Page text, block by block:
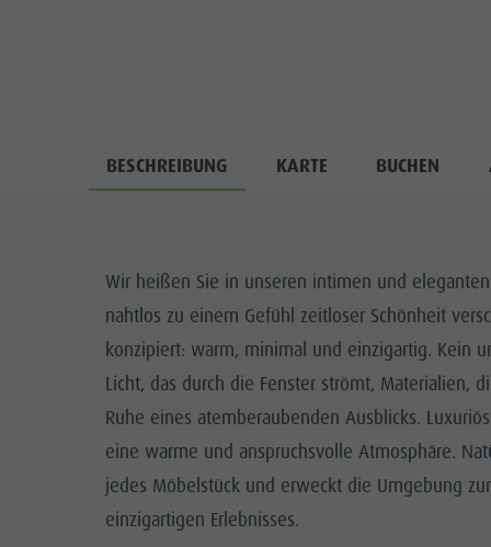
BESCHREIBUNG KARTE BUCHEN
Wir heißen Sie in unseren intimen und
nahtlos zu einem Gefühl zeitloser Schönheit
konzipiert: warm, minimal und einzigartig. Kein
Licht, das durch die Fenster strömt, Materialien,
Ruhe eines atemberaubenden Ausblicks.
eine warme und anspruchsvolle Atmosphäre.
jedes Möbelstück und erweckt die Umgebung
einzigartigen Erlebnisses.